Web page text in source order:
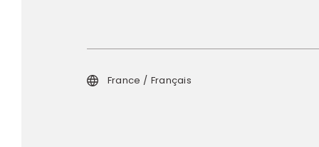
France / Français